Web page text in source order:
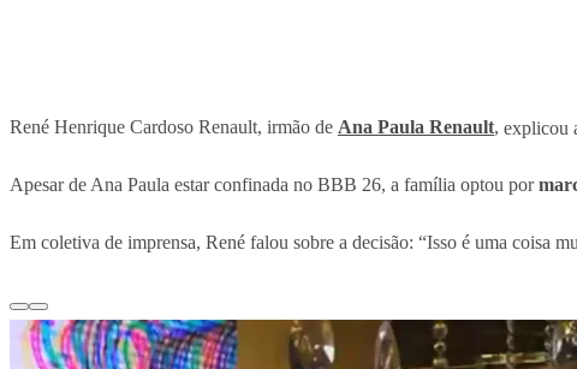
René Henrique Cardoso Renault, irmão de Ana Paula Renault, explicou
Apesar de Ana Paula estar confinada no BBB 26, a família optou por
Em coletiva de imprensa, René falou sobre a decisão: “Isso é uma coisa